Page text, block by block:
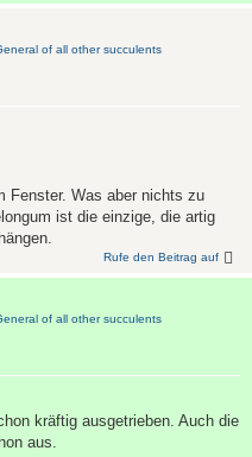
of all other succulents
Fenster. Was aber nichts zu
ist die einzige, die artig
Rufe den Beitrag auf
of all other succulents
kräftig ausgetrieben. Auch die
aus.